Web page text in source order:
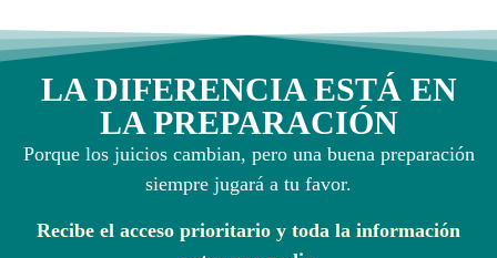
LA DIFERENCIA ESTÁ EN
LA PREPARACIÓN
Porque los juicios cambian, pero una buena preparación
siempre jugará a tu favor.
Recibe el acceso prioritario y toda la información